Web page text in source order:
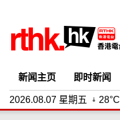
新闻主页 即时新闻
2026.08.07 星期五 28°C